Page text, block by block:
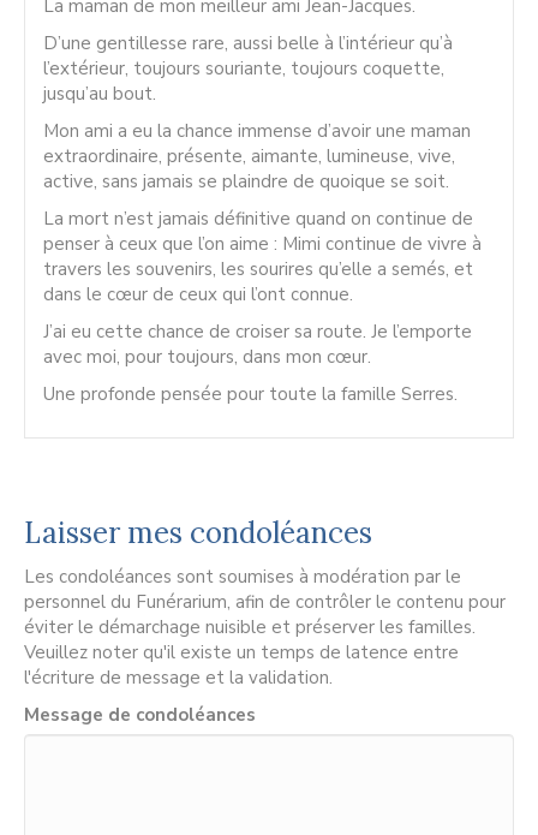
La maman de mon meilleur ami Jean-Jacques.
D’une gentillesse rare, aussi belle à l’intérieur qu’à
l’extérieur, toujours souriante, toujours coquette,
jusqu’au bout.
Mon ami a eu la chance immense d’avoir une maman
extraordinaire, présente, aimante, lumineuse, vive,
active, sans jamais se plaindre de quoique se soit.
La mort n’est jamais définitive quand on continue de
penser à ceux que l’on aime : Mimi continue de vivre à
travers les souvenirs, les sourires qu’elle a semés, et
dans le cœur de ceux qui l’ont connue.
J’ai eu cette chance de croiser sa route. Je l’emporte
avec moi, pour toujours, dans mon cœur.
Une profonde pensée pour toute la famille Serres.
Laisser mes condoléances
Les condoléances sont soumises à modération par le
personnel du Funérarium, afin de contrôler le contenu pour
éviter le démarchage nuisible et préserver les familles.
Veuillez noter qu'il existe un temps de latence entre
l'écriture de message et la validation.
Message de condoléances